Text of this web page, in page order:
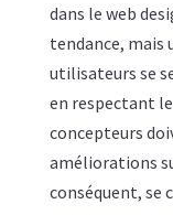
dans le web
tendance, mais
utilisateurs se
en respectant
concepteurs
améliorations
conséquent, se